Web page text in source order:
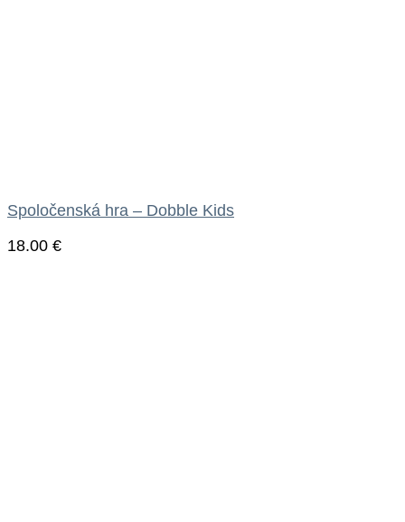
Spoločenská hra – Dobble Kids
18.00 €